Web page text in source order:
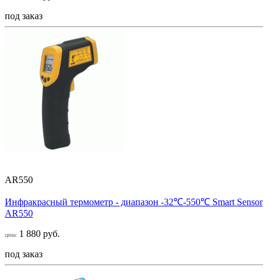
под заказ
AR550
Инфракрасный термометр - диапазон -32℃-550℃ Smart Sensor
AR550
цена: 1 880 руб.
под заказ